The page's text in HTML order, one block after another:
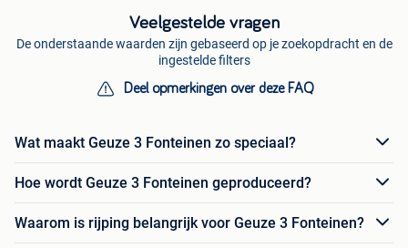
Veelgestelde vragen
De onderstaande waarden zijn gebaseerd op je zoekopdracht en de
ingestelde filters
Deel opmerkingen over deze FAQ
Wat maakt Geuze 3 Fonteinen zo speciaal?
Hoe wordt Geuze 3 Fonteinen geproduceerd?
Waarom is rijping belangrijk voor Geuze 3 Fonteinen?